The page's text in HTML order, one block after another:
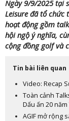
Ngày 9/9/2025 tại
Leisure đã tổ chức
hoạt động gồm
hội ngộ ý nghĩa,
cộng đồng golf và
Tin bài liên quan
Video: Recap
Toàn cảnh
Dấu ấn 20
AGIF mở rộng